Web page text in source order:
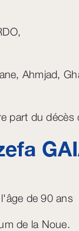
Ahmjad,
part du décès
de 90 ans
de la Noue.